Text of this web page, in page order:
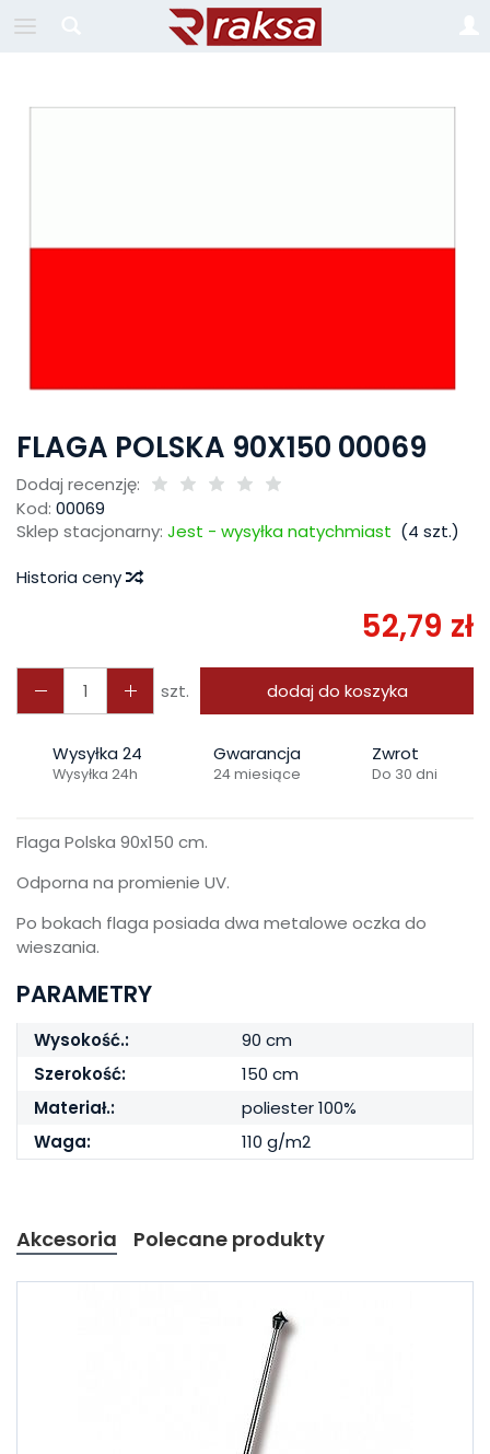
FLAGA POLSKA 90X150 00069
Dodaj recenzję:
Kod: 00069
Sklep stacjonarny: Jest - wysyłka natychmiast (4 szt.)
Historia ceny
52,79 zł
szt. dodaj do koszyka
Wysyłka 24
Wysyłka 24h
Gwarancja
24 miesiące
Zwrot
Do 30 dni
Flaga Polska 90x150 cm.
Odporna na promienie UV.
Po bokach flaga posiada dwa metalowe oczka do
wieszania.
PARAMETRY
Wysokość.:
90 cm
Szerokość:
150 cm
Materiał.:
poliester 100%
Waga:
110 g/m2
Akcesoria Polecane produkty